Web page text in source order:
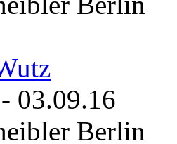
- 03.09.16
Berlin